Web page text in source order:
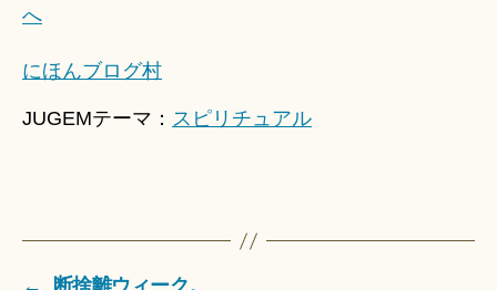
にほんブログ村
JUGEMテーマ： スピリチュアル